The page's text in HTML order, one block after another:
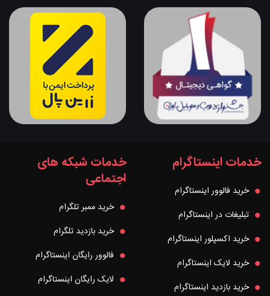
خدمات اینستاگرام
خرید فالوور اینستاگرام
تبلیغات در اینستاگرام
خرید اکسپلور اینستاگرام
خرید لایک اینستاگرام
خرید بازدید اینستاگرام
خدمات شبکه های
اجتماعی
خرید ممبر تلگرام
خرید بازدید تلگرام
فالوور رایگان اینستاگرام
لایک رایگان اینستاگرام